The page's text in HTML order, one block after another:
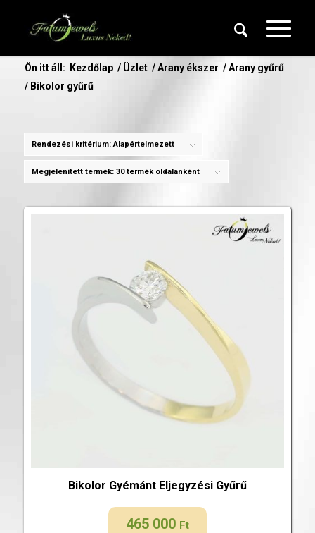
Ön itt áll: Kezdőlap / Üzlet / Arany ékszer / Arany gyűrű
/ Bikolor gyűrű
Rendezési kritérium:Alapértelmezett
Megjelenített termék: 30 termék oldalanként
Bikolor Gyémánt Eljegyzési Gyűrű
465 000 Ft